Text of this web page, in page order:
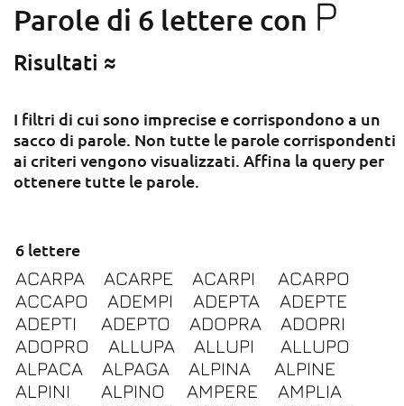
Parole di 6 lettere con P
Risultati ≈
I filtri di cui sono imprecise e corrispondono a un
sacco di parole. Non tutte le parole corrispondenti
ai criteri vengono visualizzati. Affina la query per
ottenere tutte le parole.
6 lettere
ACARPA ACARPE ACARPI
ACARPO
ACCAPO
ADEMPI ADEPTA
ADEPTE
ADEPTI
ADEPTO ADOPRA
ADOPRI
ADOPRO
ALLUPA ALLUPI
ALLUPO
ALPACA
ALPAGA ALPINA
ALPINE
ALPINI
ALPINO AMPERE
AMPLIA